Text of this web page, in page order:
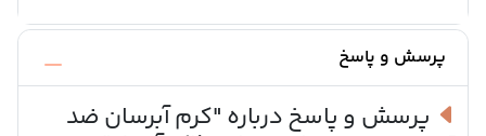
پرسش و پاسخ
پرسش و پاسخ درباره "کرم آبرسان ضد